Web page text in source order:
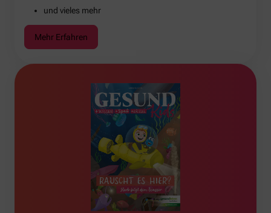
und vieles mehr
Mehr Erfahren